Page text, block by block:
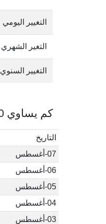
التغيير اليومي
التغير الشهري
التغيير السنوي
كم يساوي 50000 ريال سعودي مقابل الدينار الكويتي في أغسطس, 2026
التاريخ
07-أغسطس
06-أغسطس
05-أغسطس
04-أغسطس
03-أغسطس